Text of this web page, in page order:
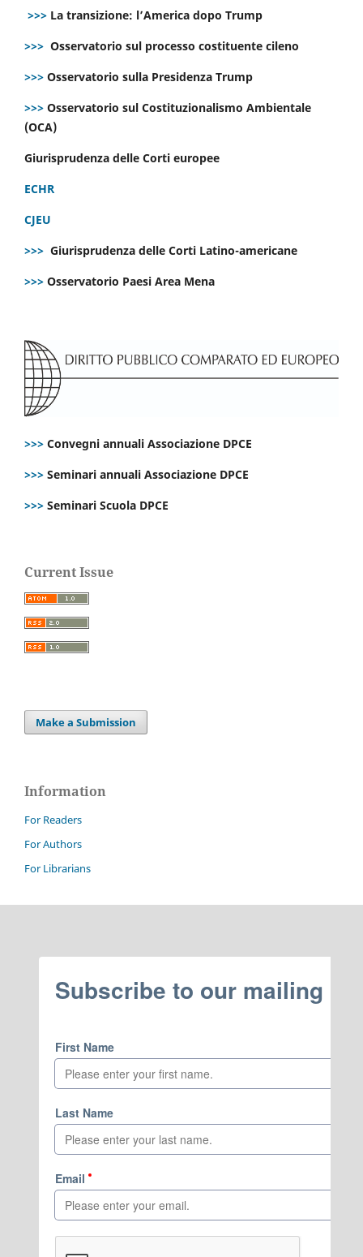
>>> La transizione: l’America dopo Trump
>>> Osservatorio sul processo costituente cileno
>>> Osservatorio sulla Presidenza Trump
>>> Osservatorio sul Costituzionalismo Ambientale
(OCA)
Giurisprudenza delle Corti europee
ECHR
CJEU
>>> Giurisprudenza delle Corti Latino-americane
>>> Osservatorio Paesi Area Mena
>>> Convegni annuali Associazione DPCE
>>> Seminari annuali Associazione DPCE
>>> Seminari Scuola DPCE
Current Issue
Make a Submission
Information
For Readers
For Authors
For Librarians